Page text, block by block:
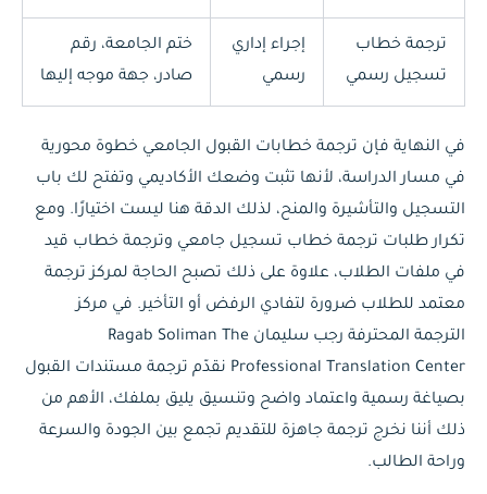
ترجمة خطاب
تسجيل رسمي
إجراء إداري
رسمي
ختم الجامعة، رقم
صادر، جهة موجه إليها
في النهاية فإن ترجمة خطابات القبول الجامعي خطوة محورية
في مسار الدراسة، لأنها تثبت وضعك الأكاديمي وتفتح لك باب
التسجيل والتأشيرة والمنح، لذلك الدقة هنا ليست اختيارًا. ومع
تكرار طلبات ترجمة خطاب تسجيل جامعي وترجمة خطاب قيد
في ملفات الطلاب، علاوة على ذلك تصبح الحاجة لمركز ترجمة
معتمد للطلاب ضرورة لتفادي الرفض أو التأخير. في مركز
الترجمة المحترفة رجب سليمان Ragab Soliman The
Professional Translation Center نقدّم ترجمة مستندات القبول
بصياغة رسمية واعتماد واضح وتنسيق يليق بملفك، الأهم من
ذلك أننا نخرج ترجمة جاهزة للتقديم تجمع بين الجودة والسرعة
وراحة الطالب.